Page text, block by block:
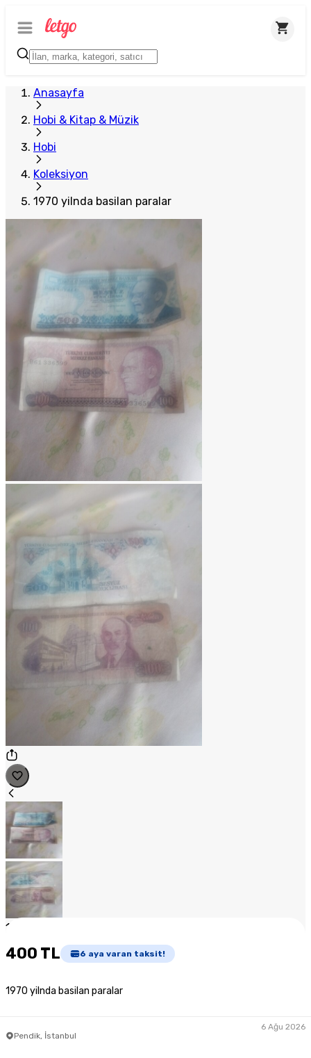
Anasayfa
Hobi & Kitap & Müzik
Hobi
Koleksiyon
1970 yilnda basilan paralar
1
400 TL 6 aya varan taksit!
1970 yilnda basilan paralar
Pendik, İstanbul
6 Ağu 2026